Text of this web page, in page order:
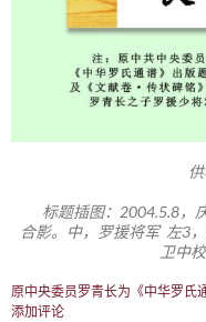
标题插图：2004.5.8，
合影。中，罗援将军 左3
卫中
原中央委员罗青长为《中华罗氏
添加评论